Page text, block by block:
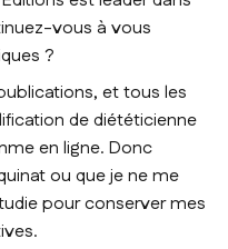
vous à vous
?
et tous les
de diététicienne
en ligne. Donc
ou que je ne me
pour conserver mes